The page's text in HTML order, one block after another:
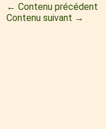
← Contenu précédent
Contenu suivant →